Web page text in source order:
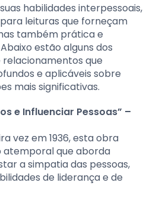
habilidades interpessoais,
leituras que forneçam
também prática e
estão alguns dos
que
e aplicáveis sobre
mais significativas.
e Influenciar Pessoas” –
vez em 1936, esta obra
atemporal que aborda
a simpatia das pessoas,
de liderança e de